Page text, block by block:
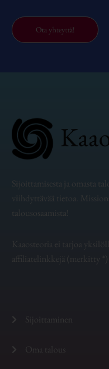
Ota yhteyttä!
Sijoittamisesta ja omasta
viihdyttävää tietoa.
talousosaamista!
Kaaosteoria ei tarjoa
affiliatelinkkejä (merkitty
Sijoittaminen
Oma talous